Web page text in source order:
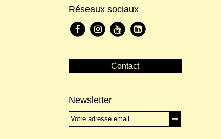
Réseaux sociaux
Contact
Newsletter